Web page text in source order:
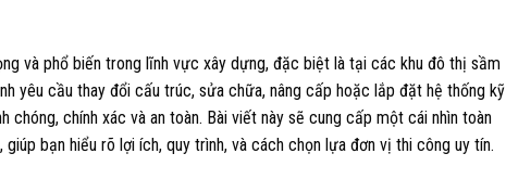
và phổ biến trong lĩnh vực xây dựng, đặc biệt là tại các khu đô thị sầm
yêu cầu thay đổi cấu trúc, sửa chữa, nâng cấp hoặc lắp đặt hệ thống kỹ
chính xác và an toàn. Bài viết này sẽ cung cấp một cái nhìn toàn
bạn hiểu rõ lợi ích, quy trình, và cách chọn lựa đơn vị thi công uy tín.